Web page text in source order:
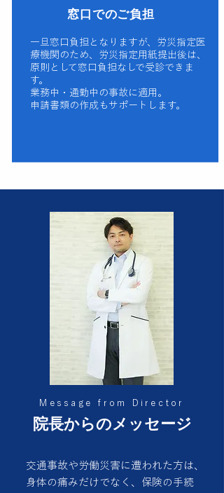
窓口でのご負担
一旦窓口負担となりますが、​ 労災指定医
療機関のため、労災指定用紙提出後は、
原則として窓口負担なしで受診できま
す。
業務中・通勤中の事故に適用。
申請書類の作成もサポートします。
Message from Director
院長からのメッセージ
交通事故や労働災害に遭われた方は、
身体の痛みだけでなく、保険の手続